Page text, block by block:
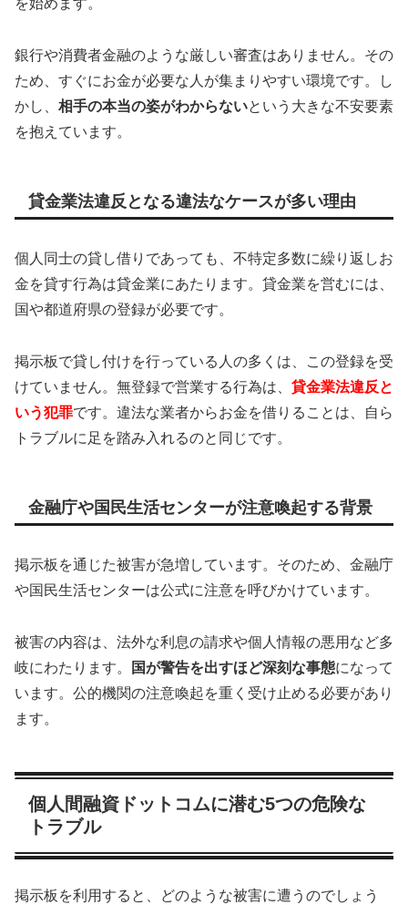
を始めます。
銀行や消費者金融のような厳しい審査はありません。その
ため、すぐにお金が必要な人が集まりやすい環境です。し
かし、 相手の本当の姿がわからないという大きな不安要素
を抱えています。
貸金業法違反となる違法なケースが多い理由
個人同士の貸し借りであっても、不特定多数に繰り返しお
金を貸す行為は貸金業にあたります。貸金業を営むには、
国や都道府県の登録が必要です。
掲示板で貸し付けを行っている人の多くは、この登録を受
けていません。無登録で営業する行為は、 貸金業法違反と
いう犯罪です。違法な業者からお金を借りることは、自ら
トラブルに足を踏み入れるのと同じです。
金融庁や国民生活センターが注意喚起する背景
掲示板を通じた被害が急増しています。そのため、金融庁
や国民生活センターは公式に注意を呼びかけています。
被害の内容は、法外な利息の請求や個人情報の悪用など多
岐にわたります。
国が警告を出すほど深刻な事態になって
います。公的機関の注意喚起を重く受け止める必要があり
ます。
個人間融資ドットコムに潜む5つの危険な
トラブル
掲示板を利用すると、どのような被害に遭うのでしょう